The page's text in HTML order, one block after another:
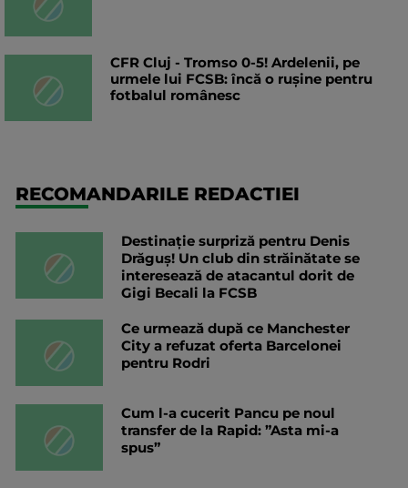
CFR Cluj - Tromso 0-5! Ardelenii, pe
urmele lui FCSB: încă o rușine pentru
fotbalul românesc
RECOMANDARILE REDACTIEI
Destinație surpriză pentru Denis
Drăguș! Un club din străinătate se
interesează de atacantul dorit de
Gigi Becali la FCSB
Ce urmează după ce Manchester
City a refuzat oferta Barcelonei
pentru Rodri
Cum l-a cucerit Pancu pe noul
transfer de la Rapid: ”Asta mi-a
spus”